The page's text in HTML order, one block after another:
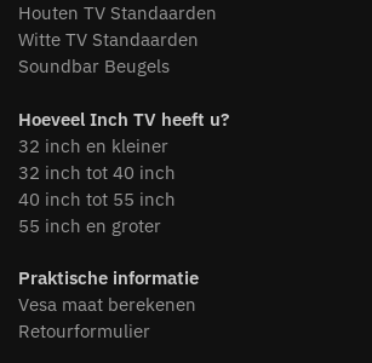
Houten TV Standaarden
Witte TV Standaarden
Soundbar Beugels
Hoeveel Inch TV heeft u?
32 inch en kleiner
32 inch tot 40 inch
40 inch tot 55 inch
55 inch en groter
Praktische informatie
Vesa maat berekenen
Retourformulier